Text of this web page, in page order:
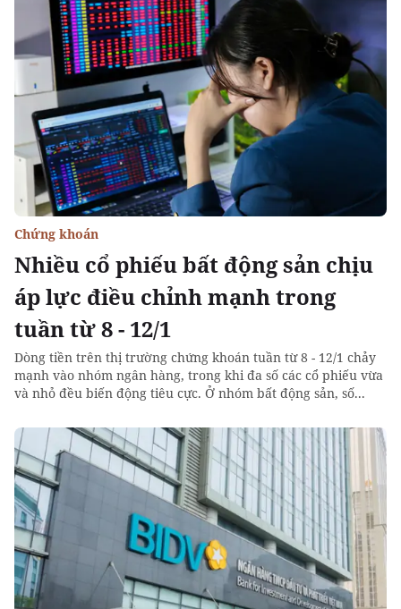
Nhiều cổ phiếu bất động sản chịu
áp lực điều chỉnh mạnh trong
tuần từ 8 - 12/1
Chứng khoán
Dòng tiền trên thị trường chứng khoán tuần từ 8 - 12/1 chảy
mạnh vào nhóm ngân hàng, trong khi đa số các cổ phiếu vừa
và nhỏ đều biến động tiêu cực. Ở nhóm bất động sản, số...